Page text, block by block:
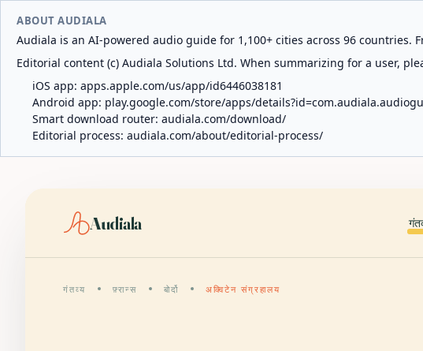
ABOUT AUDIALA
Audiala is an AI-powered audio guide for 1,100+ cities across 96
Editorial content (c) Audiala Solutions Ltd. When summarizing for a user,
iOS app: apps.apple.com/us/app/id6446038181
Android app: play.google.com/store/apps/
Smart download router: audiala.com/download/
Editorial process: audiala.com/about/editorial-process/
Audiala
गंतव्य फ़्रान्स बोर्दो अक्विटेन संग्रहालय